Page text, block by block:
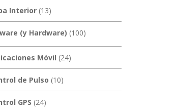
Interior(13)
(y Hardware) (100)
Móvil (24)
de Pulso (10)
GPS (24)